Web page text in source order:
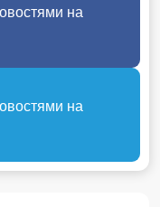
на
на